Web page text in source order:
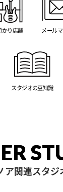
かり店舗 メール
スタジオの豆知識
ア関連スタジ